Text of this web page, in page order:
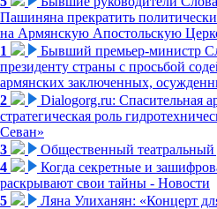
Пашиняна прекратить
на Армянскую Апостольскую
1
Бывший премьер-министр
президенту страны с просьбой
армянских заключенных,
2
Dialogorg.ru: Спасительная
стратегическая роль
Севан»
3
Общественный театральный
4
Когда секретные и
раскрывают свои тайны - Новости
5
Ляна Улиханян: «Концерт